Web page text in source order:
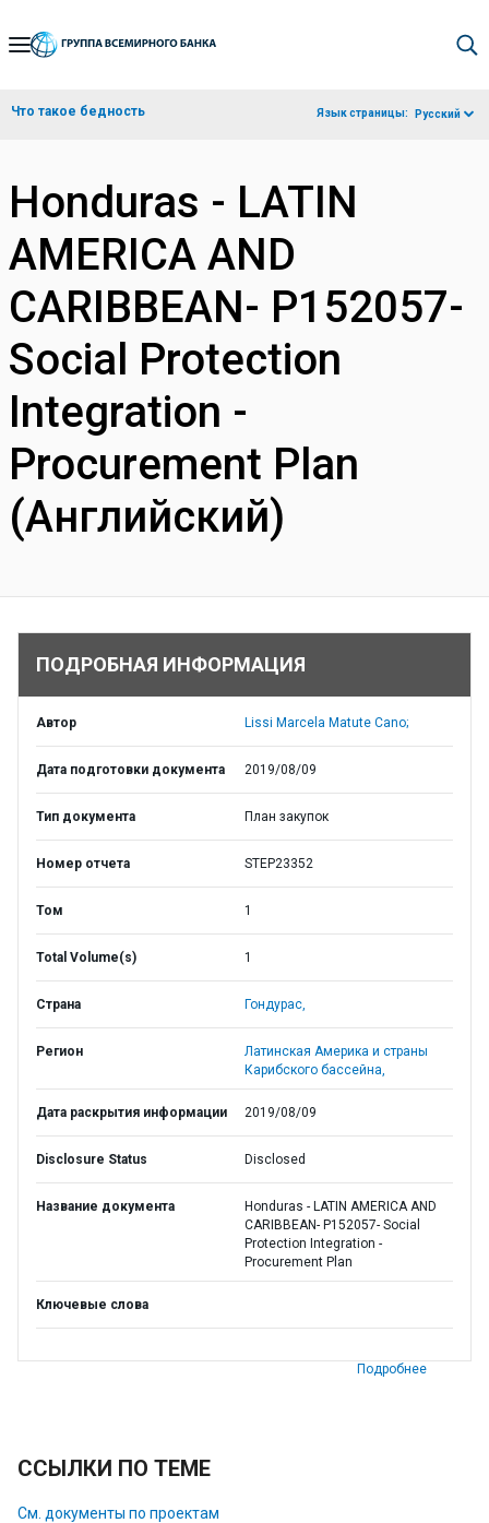
Skip
Navigation
Что такое бедность Язык страницы: Русский
Honduras - LATIN
AMERICA AND
CARIBBEAN- P152057-
Social Protection
Integration -
Procurement Plan
(Английский)
ПОДРОБНАЯ ИНФОРМАЦИЯ
Автор Lissi Marcela Matute Cano;
Дата подготовки документа 2019/08/09
Тип документа План закупок
Номер отчета STEP23352
Том 1
Total Volume(s) 1
Страна Гондурас,
Регион
Латинская Америка и страны
Карибского бассейна,
Дата раскрытия информации 2019/08/09
Disclosure Status Disclosed
Название документа
Honduras - LATIN AMERICA AND
CARIBBEAN- P152057- Social
Protection Integration -
Procurement Plan
Ключевые слова
Подробнее
ССЫЛКИ ПО ТЕМЕ
См. документы по проектам